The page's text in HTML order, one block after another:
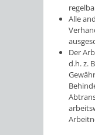
Alle
Der
d.h. z.